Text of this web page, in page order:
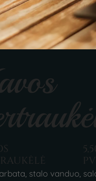
stalo vanduo,